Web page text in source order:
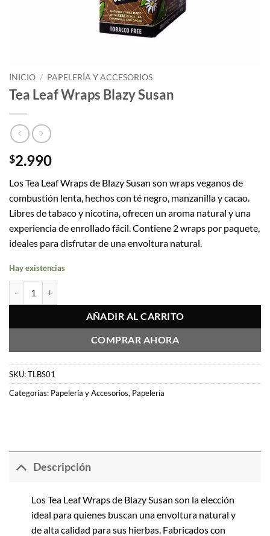
INICIO / PAPELERÍA Y ACCESORIOS
Tea Leaf Wraps Blazy Susan
$2.990
Los Tea Leaf Wraps de Blazy Susan son wraps veganos de
combustión lenta, hechos con té negro, manzanilla y cacao.
Libres de tabaco y nicotina, ofrecen un aroma natural y una
experiencia de enrollado fácil. Contiene 2 wraps por paquete,
ideales para disfrutar de una envoltura natural.
Hay existencias
AÑADIR AL CARRITO
COMPRAR AHORA
SKU:TLBS01
Categorías: Papelería y Accesorios, Papelería
Descripción
Los Tea Leaf Wraps de Blazy Susan son la elección
ideal para quienes buscan una envoltura natural y
de alta calidad para sus hierbas. Fabricados con